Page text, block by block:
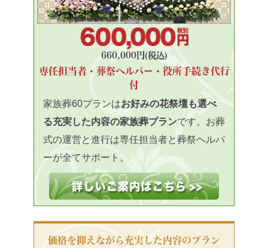
660,000円(税込)
専任担当者・葬祭ヘルパー・役所手続き代行
付
家族葬60プランはお好みの花祭壇も選べ
る充実した内容の家族葬プランです。お葬
式の運営と進行は専任担当者と葬祭ヘルパ
ーが全てサポート。
価格を抑えながら充実した内容のプラン